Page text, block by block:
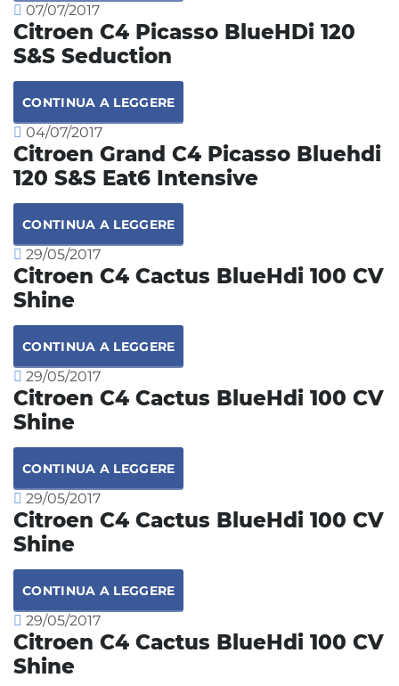
07/07/2017
Citroen C4 Picasso BlueHDi 120
S&S Seduction
CONTINUA A LEGGERE
04/07/2017
Citroen Grand C4 Picasso Bluehdi
120 S&S Eat6 Intensive
CONTINUA A LEGGERE
29/05/2017
Citroen C4 Cactus BlueHdi 100 CV
Shine
CONTINUA A LEGGERE
29/05/2017
Citroen C4 Cactus BlueHdi 100 CV
Shine
CONTINUA A LEGGERE
29/05/2017
Citroen C4 Cactus BlueHdi 100 CV
Shine
CONTINUA A LEGGERE
29/05/2017
Citroen C4 Cactus BlueHdi 100 CV
Shine